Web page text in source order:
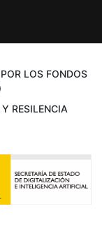
LOS FONDOS
RESILENCIA